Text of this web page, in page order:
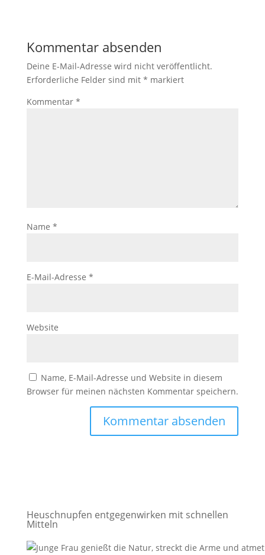
Kommentar absenden
Deine E-Mail-Adresse wird nicht veröffentlicht.
Erforderliche Felder sind mit * markiert
Kommentar *
Name *
E-Mail-Adresse *
Website
Name, E-Mail-Adresse und Website in diesem
Browser für meinen nächsten Kommentar speichern.
Heuschnupfen entgegenwirken mit schnellen
Mitteln